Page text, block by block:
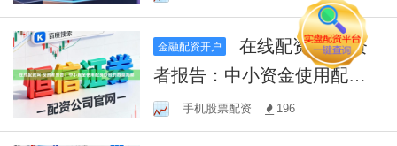
察
金融配资开户
在线配资网 投资
者报告：中小资金使用配资
炒股的数据观察
手机股票配资 196